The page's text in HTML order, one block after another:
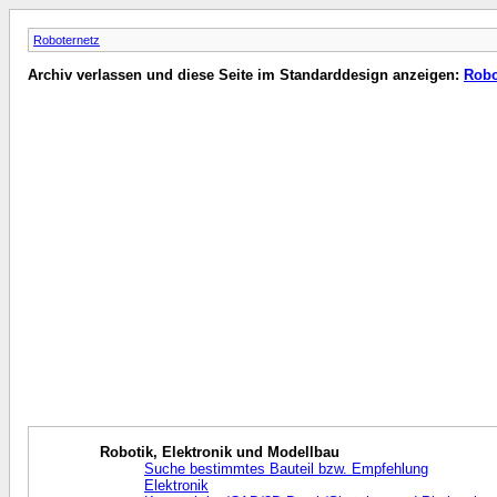
Roboternetz
Archiv verlassen und diese Seite im Standarddesign anzeigen:
Robotik, Elektronik und Modellbau
Suche bestimmtes Bauteil bzw. Empfehlung
Elektronik